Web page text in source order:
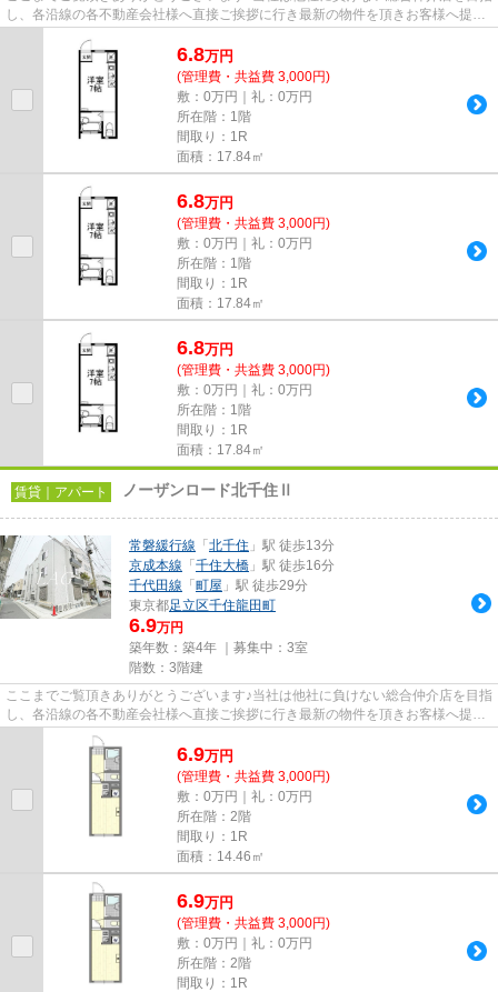
し、各沿線の各不動産会社様へ直接ご挨拶に行き最新の物件を頂きお客様へ提供
6.8万円
(管理費・共益費 3,000円)
敷：0万円｜礼：0万円
所在階：1階
間取り：1R
面積：17.84㎡
6.8万円
(管理費・共益費 3,000円)
敷：0万円｜礼：0万円
所在階：1階
間取り：1R
面積：17.84㎡
6.8万円
(管理費・共益費 3,000円)
敷：0万円｜礼：0万円
所在階：1階
間取り：1R
面積：17.84㎡
賃貸｜アパート ノーザンロード北千住Ⅱ
常磐緩行線 「 北千住 」駅 徒歩13分
京成本線 「 千住大橋 」駅 徒歩16分
千代田線 「 町屋 」駅 徒歩29分
東京都足立区千住龍田町
6.9万円
築年数：築4年 ｜募集中： 3室
階数：3階建
ここまでご覧頂きありがとうございます♪当社は他社に負けない総合仲介店を目指
し、各沿線の各不動産会社様へ直接ご挨拶に行き最新の物件を頂きお客様へ提供
しております！最新の情報は...
6.9万円
(管理費・共益費 3,000円)
敷：0万円｜礼：0万円
所在階：2階
間取り：1R
面積：14.46㎡
6.9万円
(管理費・共益費 3,000円)
敷：0万円｜礼：0万円
所在階：2階
間取り：1R